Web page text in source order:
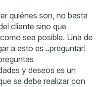
quiénes son, no basta
cliente sino que
sea posible. Una de
a esto es ..preguntar!
y deseos es un
se debe realizar con